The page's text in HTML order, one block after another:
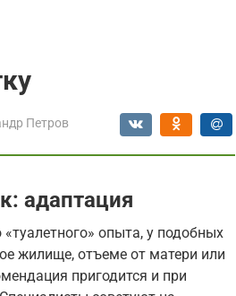
Петров
адаптация
опыта, у подобных
жилище, отъеме от матери или
пригодится и при